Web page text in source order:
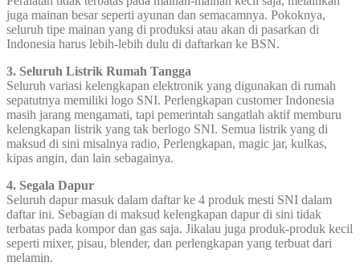
juga mainan besar seperti ayunan dan semacamnya. Pokoknya,
seluruh tipe mainan yang di produksi atau akan di pasarkan di
Indonesia harus lebih-lebih dulu di daftarkan ke BSN.
3. Seluruh Listrik Rumah Tangga
Seluruh variasi kelengkapan elektronik yang digunakan di rumah
sepatutnya memiliki logo SNI. Perlengkapan customer Indonesia
masih jarang mengamati, tapi pemerintah sangatlah aktif memburu
kelengkapan listrik yang tak berlogo SNI. Semua listrik yang di
maksud di sini misalnya radio, Perlengkapan, magic jar, kulkas,
kipas angin, dan lain sebagainya.
4. Segala Dapur
Seluruh dapur masuk dalam daftar ke 4 produk mesti SNI dalam
daftar ini. Sebagian di maksud kelengkapan dapur di sini tidak
terbatas pada kompor dan gas saja. Jikalau juga produk-produk kecil
seperti mixer, pisau, blender, dan perlengkapan yang terbuat dari
melamin.